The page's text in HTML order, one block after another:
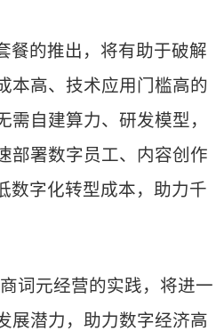
餐的推出，将有助于破解
本高、技术应用门槛高的
自建算力、研发模型，
部署数字员工、内容创作
数字化转型成本，助力千
词元经营的实践，将进一
展潜力，助力数字经济高